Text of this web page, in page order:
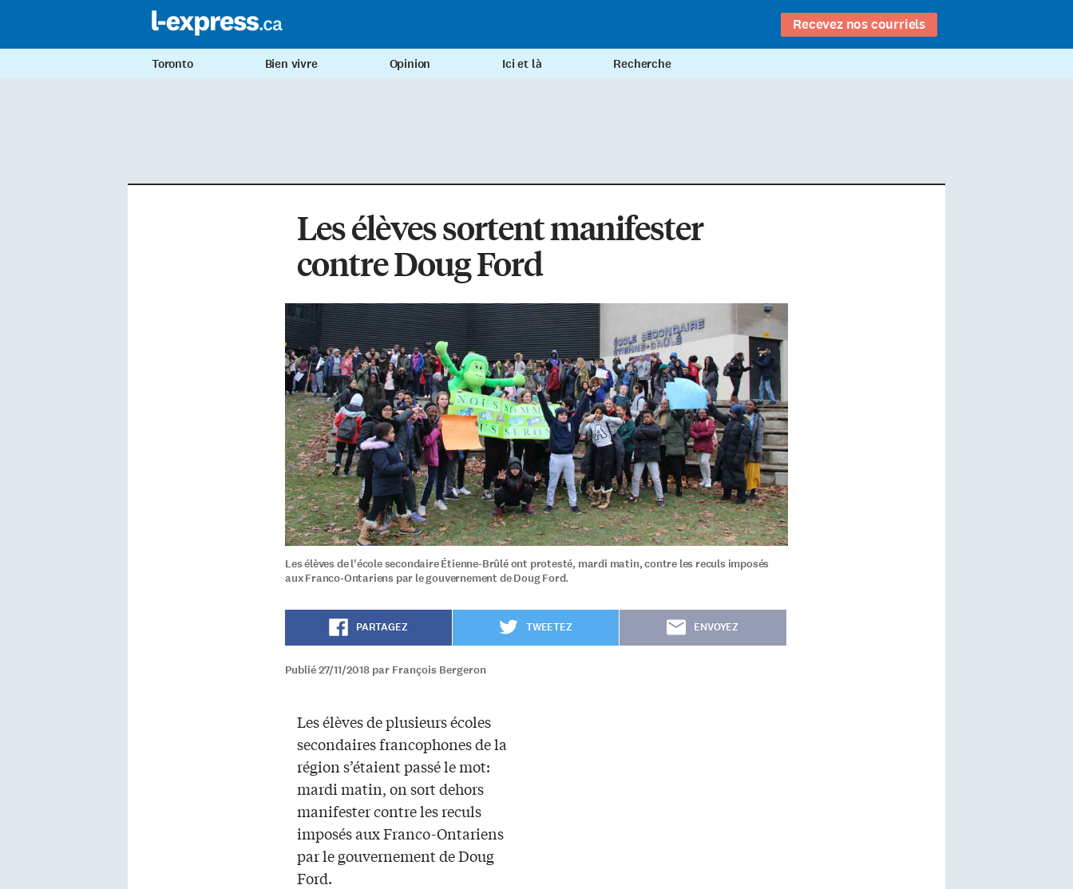
Recevez nos courriels
Toronto Bien vivre Opinion Ici et là Recherche
Les élèves sortent manifester
contre Doug Ford
Les élèves de l'école secondaire Étienne-Brûlé ont protesté, mardi matin, contre les reculs imposés
aux Franco-Ontariens par le gouvernement de Doug Ford.
PARTAGEZ TWEETEZ ENVOYEZ
Publié 27/11/2018 par François Bergeron
Les élèves de plusieurs écoles
secondaires francophones de la
région s’étaient passé le mot:
mardi matin, on sort dehors
manifester contre les reculs
imposés aux Franco-Ontariens
par le gouvernement de Doug
Ford.